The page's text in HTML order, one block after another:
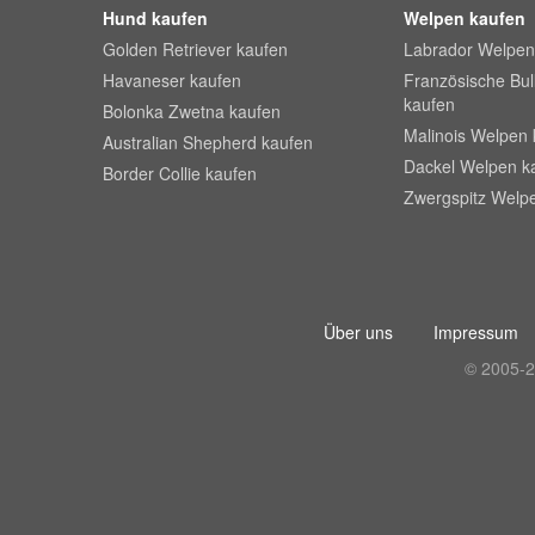
Hund kaufen
Golden Retriever kaufen
Havaneser kaufen
Bolonka Zwetna kaufen
Australian Shepherd kaufen
Border Collie kaufen
Welpen kaufen
Labrador
Französische
kaufen
Malinois Welpen
Dackel Welpen
Zwergspitz
Über uns Impressum
© 2005-